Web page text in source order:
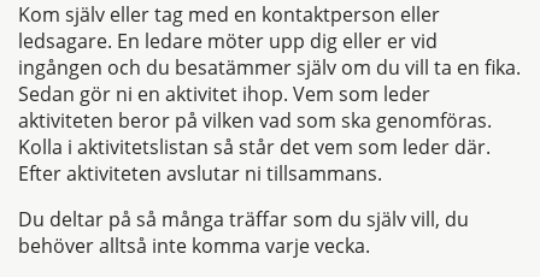
Kom själv eller tag med en kontaktperson eller
ledsagare. En ledare möter upp dig eller er vid
ingången och du besatämmer själv om du vill ta en fika.
Sedan gör ni en aktivitet ihop. Vem som leder
aktiviteten beror på vilken vad som ska genomföras.
Kolla i aktivitetslistan så står det vem som leder där.
Efter aktiviteten avslutar ni tillsammans.
Du deltar på så många träffar som du själv vill, du
behöver alltså inte komma varje vecka.